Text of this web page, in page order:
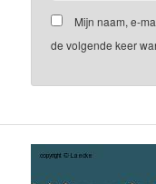
Mijn naam, e-
de volgende keer